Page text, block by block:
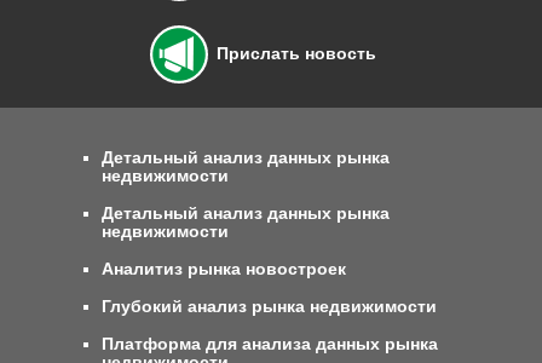
Прислать новость
Детальный анализ данных рынка
недвижимости
Детальный анализ данных рынка
недвижимости
Аналитиз рынка новостроек
Глубокий анализ рынка недвижимости
Платформа для анализа данных рынка